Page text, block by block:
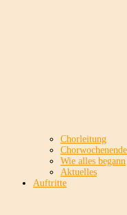
Chorleitung
Wie alles begann
Aktuelles
Auftritte